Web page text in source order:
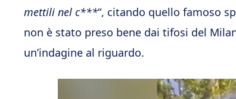
mettili nel c***“, citando quello famoso
non è stato preso bene dai tifosi del
un’indagine al riguardo.